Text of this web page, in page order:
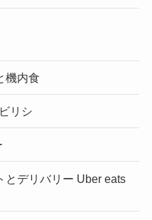
機内食
リシ
とデリバリー Uber eats